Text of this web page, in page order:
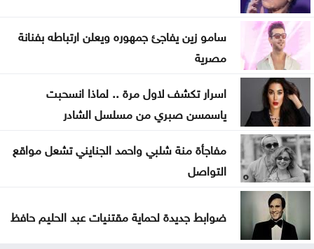
سامو زين يفاجئ جمهوره ويعلن ارتباطه بفنانة
مصرية
اسرار تكشف لاول مرة .. لماذا انسحبت
ياسمسن صبري من مسلسل الشادر
مفاجأة منة شلبي واحمد الجنايني تشعل مواقع
التواصل
ضوابط جديدة لحماية مقتنيات عبد الحليم حافظ